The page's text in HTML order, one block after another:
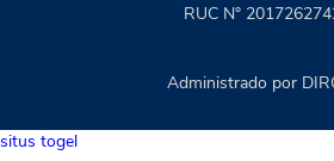
RUC N°
Administrado por
situs togel